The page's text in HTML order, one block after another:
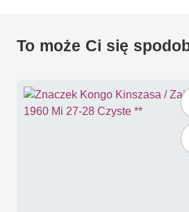
To może Ci się